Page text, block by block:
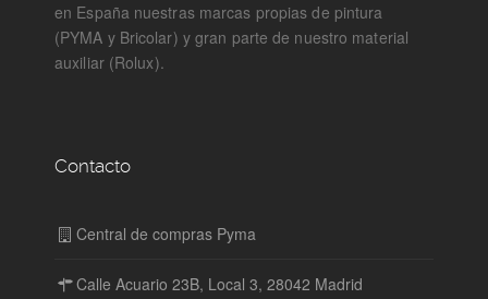
en España nuestras marcas propias de pintura
(PYMA y Bricolar) y gran parte de nuestro material
auxiliar (Rolux).
Contacto
Central de compras Pyma
Calle Acuario 23B, Local 3, 28042 Madrid